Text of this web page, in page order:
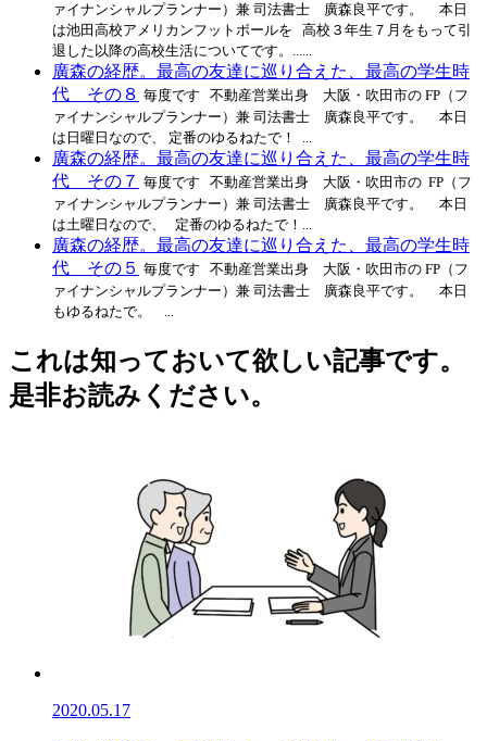
ァイナンシャルプランナー）兼 司法書士 廣森良平です。 本日
は池田高校アメリカンフットボールを 高校３年生７月をもって引
退した以降の高校生活についてです。......
廣森の経歴。最高の友達に巡り合えた、最高の学生時
代 その８ 毎度です 不動産営業出身 大阪・吹田市の FP（フ
ァイナンシャルプランナー）兼 司法書士 廣森良平です。 本日
は日曜日なので、 定番のゆるねたで！ ...
廣森の経歴。最高の友達に巡り合えた、最高の学生時
代 その７ 毎度です 不動産営業出身 大阪・吹田市の FP（フ
ァイナンシャルプランナー）兼 司法書士 廣森良平です。 本日
は土曜日なので、 定番のゆるねたで！...
廣森の経歴。最高の友達に巡り合えた、最高の学生時
代 その５ 毎度です 不動産営業出身 大阪・吹田市の FP（フ
ァイナンシャルプランナー）兼 司法書士 廣森良平です。 本日
もゆるねたで。 ...
これは知っておいて欲しい記事です。
是非お読みください。
2020.05.17